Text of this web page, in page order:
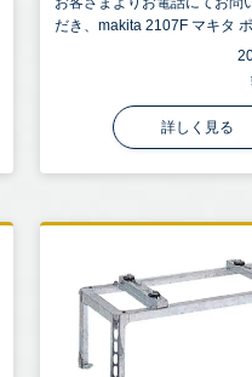
だき、makita 2107F マキタ
詳しく見る